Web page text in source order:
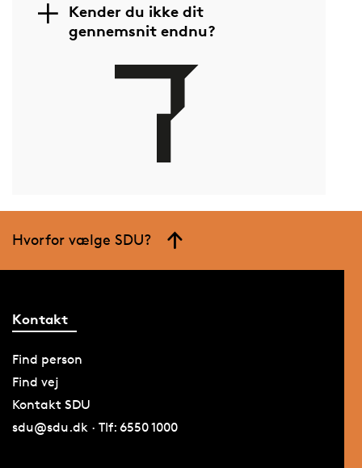
Kender du ikke dit
gennemsnit endnu?
Hvorfor vælge SDU?
Kontakt
Find person
Find vej
Kontakt SDU
sdu@sdu.dk · Tlf: 6550 1000